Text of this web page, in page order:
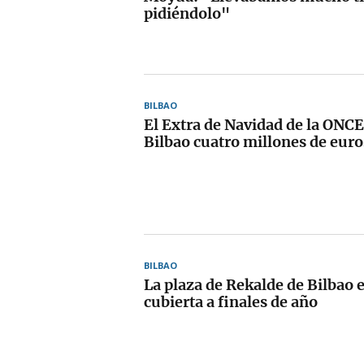
pidiéndolo"
BILBAO
El Extra de Navidad de la
Bilbao cuatro millones de
BILBAO
La plaza de Rekalde de Bilbao
cubierta a finales de año